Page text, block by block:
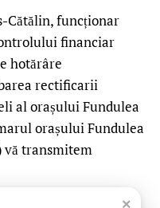
Cătălin, funcționar
financiar
hotărâre
rectificarii
al orașului Fundulea
orașului Fundulea
vă transmitem
×